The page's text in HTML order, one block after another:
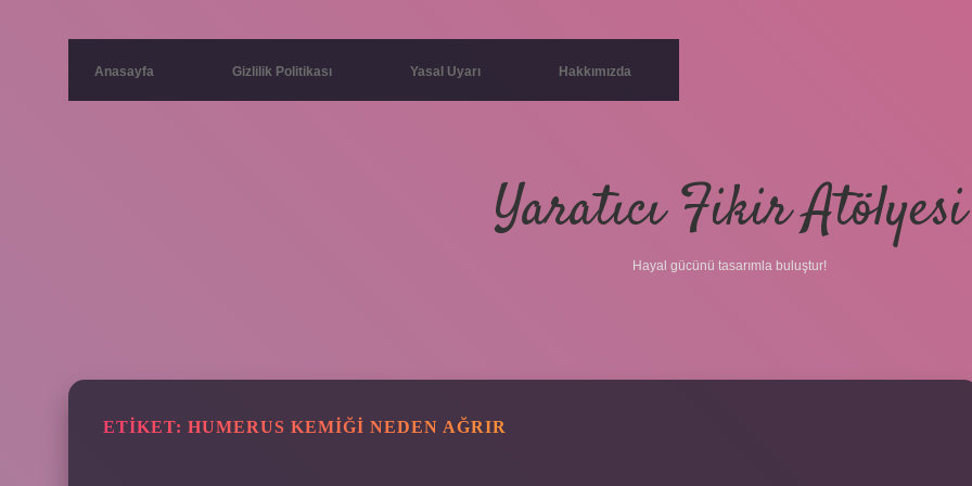
Anasayfa Gizlilik Politikası Yasal Uyarı Hakkımızda
Yaratıcı Fikir Atölyesi
Hayal gücünü tasarımla buluştur!
ETIKET: HUMERUS KEMIĞI NEDEN AĞRIR